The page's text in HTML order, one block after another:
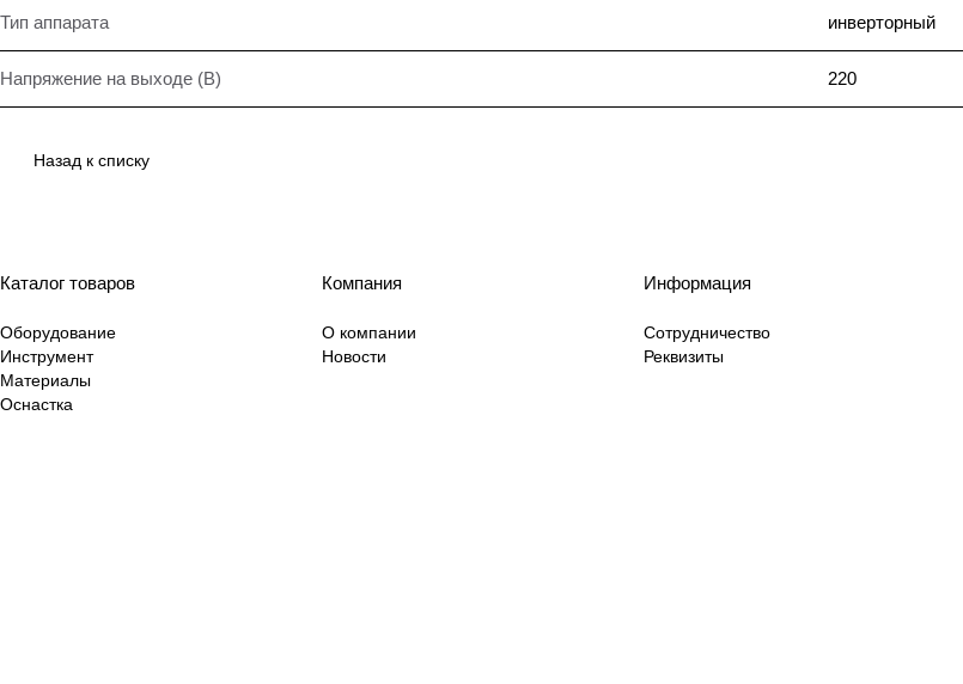
Тип аппарата инверторный
Напряжение на выходе (В) 220
Назад к списку
Каталог товаров
Оборудование
Инструмент
Материалы
Оснастка
Компания
О компании
Новости
Информация
Сотрудничество
Реквизиты